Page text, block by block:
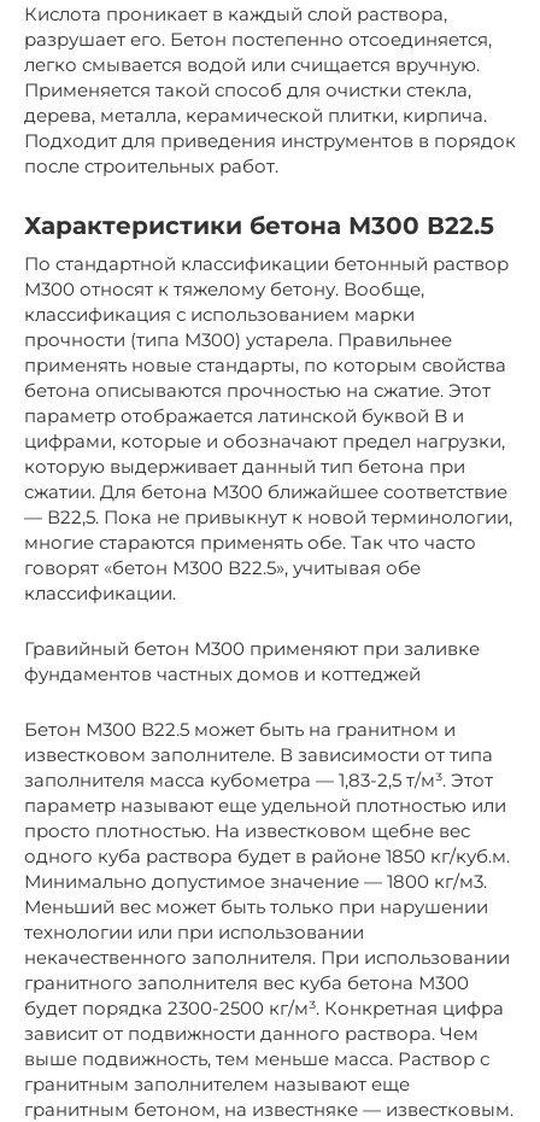
Кислота проникает в каждый слой раствора,
разрушает его. Бетон постепенно отсоединяется,
легко смывается водой или счищается вручную.
Применяется такой способ для очистки стекла,
дерева, металла, керамической плитки, кирпича.
Подходит для приведения инструментов в порядок
после строительных работ.
Характеристики бетона М300 В22.5
По стандартной классификации бетонный раствор
М300 относят к тяжелому бетону. Вообще,
классификация с использованием марки
прочности (типа M300) устарела. Правильнее
применять новые стандарты, по которым свойства
бетона описываются прочностью на сжатие. Этот
параметр отображается латинской буквой B и
цифрами, которые и обозначают предел нагрузки,
которую выдерживает данный тип бетона при
сжатии. Для бетона М300 ближайшее соответствие
— В22,5. Пока не привыкнут к новой терминологии,
многие стараются применять обе. Так что часто
говорят «бетон М300 В22.5», учитывая обе
классификации.
Гравийный бетон М300 применяют при заливке
фундаментов частных домов и коттеджей
Бетон М300 В22.5 может быть на гранитном и
известковом заполнителе. В зависимости от типа
заполнителя масса кубометра — 1,83-2,5 т/м³. Этот
параметр называют еще удельной плотностью или
просто плотностью. На известковом щебне вес
одного куба раствора будет в районе 1850 кг/куб.м.
Минимально допустимое значение — 1800 кг/м3.
Меньший вес может быть только при нарушении
технологии или при использовании
некачественного заполнителя. При использовании
гранитного заполнителя вес куба бетона М300
будет порядка 2300-2500 кг/м³. Конкретная цифра
зависит от подвижности данного раствора. Чем
выше подвижность, тем меньше масса. Раствор с
гранитным заполнителем называют еще
гранитным бетоном, на известняке — известковым.